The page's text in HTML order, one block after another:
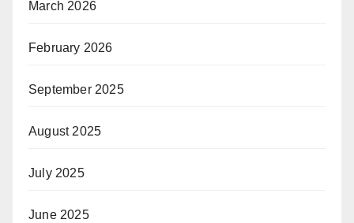
March 2026
February 2026
September 2025
August 2025
July 2025
June 2025